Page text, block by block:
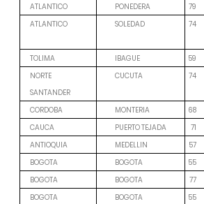
ATLANTICO PONEDERA 79
ATLANTICO
SOLEDAD 74
TOLIMA
IBAGUE 59
NORTE
SANTANDER
CUCUTA 74
CORDOBA MONTERIA 68
CAUCA
PUERTO TEJADA 71
ANTIOQUIA
MEDELLIN 57
BOGOTA
BOGOTA 55
BOGOTA
BOGOTA 77
BOGOTA
BOGOTA 55